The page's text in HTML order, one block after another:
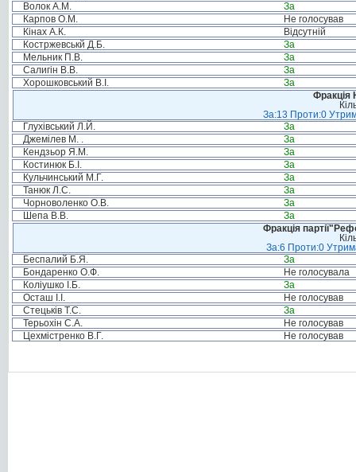
Волок А.М.
За
Карпов О.М.
Не голосував
Кінах А.К.
Відсутній
Костржевськй Д.Б.
За
Мельник П.В.
За
Салигін В.В.
За
Хорошковський В.І.
За
Фракція
За:13 Проти:0
Глухівський Л.Й.
За
Джемілев М. .
За
Кендзьор Я.М.
За
Костинюк Б.І.
За
Кульчинський М.Г.
За
Танюк Л.С.
За
Чорноволенко О.В.
За
Шепа В.В.
За
Фракція
За:6 Проти:0
Беспалий Б.Я.
За
Бондаренко О.Ф.
Не голосувала
Коліушко І.Б.
За
Осташ І.І.
Не голосував
Стецьків Т.С.
За
Терьохін С.А.
Не голосував
Цехмістренко В.Г.
Не голосував